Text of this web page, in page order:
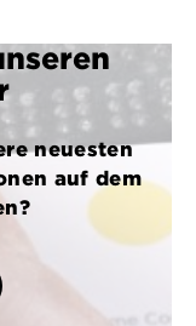
neuesten
auf dem